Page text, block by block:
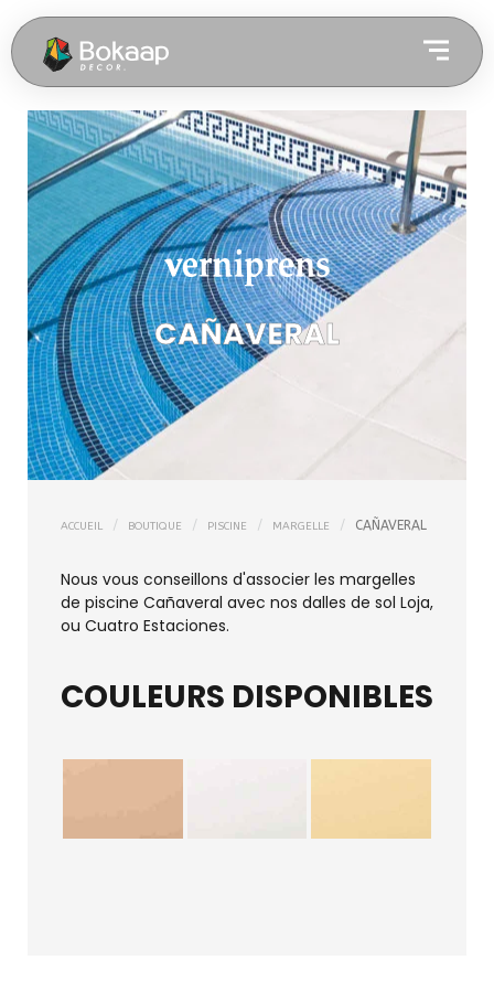
CAÑAVERAL
ACCUEIL BOUTIQUE PISCINE MARGELLE CAÑAVERAL
Nous vous conseillons d'associer les margelles
de piscine Cañaveral avec nos dalles de sol Loja,
ou Cuatro Estaciones.
COULEURS DISPONIBLES